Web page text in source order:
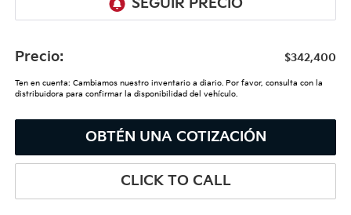
Precio: $342,400
Ten en cuenta: Cambiamos nuestro inventario a diario. Por favor, consulta con la
distribuidora para confirmar la disponibilidad del vehículo.
OBTÉN UNA COTIZACIÓN
CLICK TO CALL